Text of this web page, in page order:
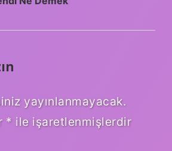
yayınlanmayacak.
* ile işaretlenmişlerdir